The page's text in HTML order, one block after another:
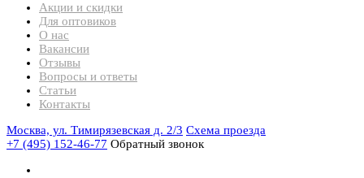
Акции и скидки
Для оптовиков
О нас
Вакансии
Отзывы
Вопросы и ответы
Статьи
Контакты
Москва, ул. Тимирязевская д. 2/3 Схема проезда
+7 (495) 152-46-77 Обратный звонок